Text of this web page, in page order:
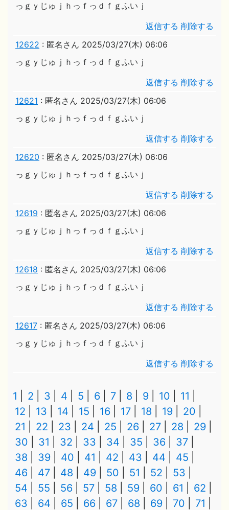
っｇｙじゅｊｈっｆっｄｆｇふいｊ
返信する 削除する
12622 : 匿名さん 2025/03/27(木) 06:06
っｇｙじゅｊｈっｆっｄｆｇふいｊ
返信する 削除する
12621 : 匿名さん 2025/03/27(木) 06:06
っｇｙじゅｊｈっｆっｄｆｇふいｊ
返信する 削除する
12620 : 匿名さん 2025/03/27(木) 06:06
っｇｙじゅｊｈっｆっｄｆｇふいｊ
返信する 削除する
12619 : 匿名さん 2025/03/27(木) 06:06
っｇｙじゅｊｈっｆっｄｆｇふいｊ
返信する 削除する
12618 : 匿名さん 2025/03/27(木) 06:06
っｇｙじゅｊｈっｆっｄｆｇふいｊ
返信する 削除する
12617 : 匿名さん 2025/03/27(木) 06:06
っｇｙじゅｊｈっｆっｄｆｇふいｊ
返信する 削除する
1 2 3 4 5 6 7 8 9 10
11
12
13 14 15 16 17 18 19
20
21
22 23 24 25 26 27 28
29
30
31 32 33 34 35 36
37
38
39 40 41 42 43 44
45
46
47 48 49 50 51 52
53
54
55 56 57 58 59 60 61
62
63
64 65 66 67 68 69 70
71